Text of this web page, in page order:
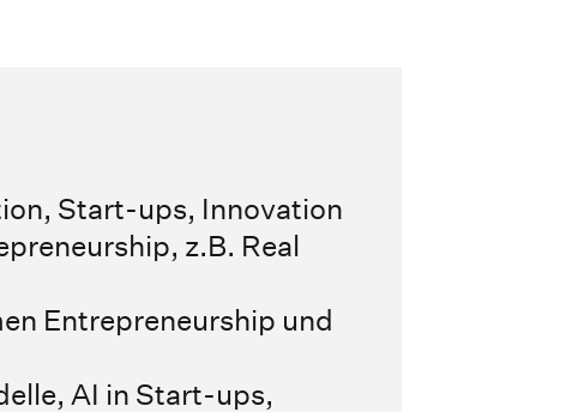
Start-ups, Innovation
z.B. Real
Entrepreneurship und
AI in Start-ups,